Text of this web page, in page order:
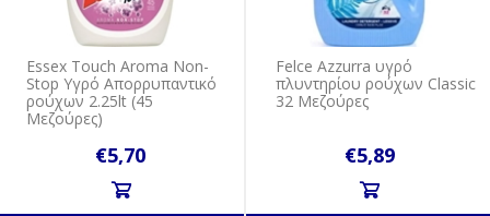
Essex Touch Aroma Non-
Stop Υγρό Απορρυπαντικό
ρούχων 2.25lt (45
Μεζούρες)
€5,70
Felce Azzurra υγρό
πλυντηρίου ρούχων Classic
32 Μεζούρες
€5,89